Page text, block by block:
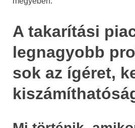
A takarítási
legnagyobb
sok az ígéret,